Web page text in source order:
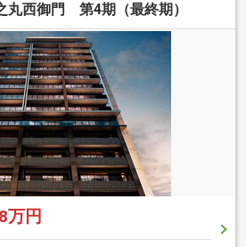
丸西御門 第4期（最終期）
万円